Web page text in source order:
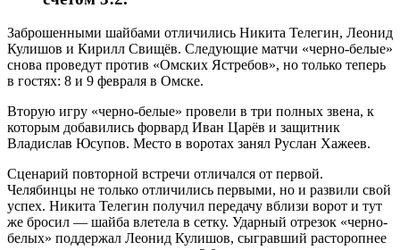
Заброшенными шайбами отличились Никита Телегин, Леонид
Кулишов и Кирилл Свищёв. Следующие матчи «черно-белые»
снова проведут против «Омских Ястребов», но только теперь
в гостях: 8 и 9 февраля в Омске.
Вторую игру «черно-белые» провели в три полных звена, к
которым добавились форвард Иван Царёв и защитник
Владислав Юсупов. Место в воротах занял Руслан Хажеев.
Сценарий повторной встречи отличался от первой.
Челябинцы не только отличились первыми, но и развили свой
успех. Никита Телегин получил передачу вблизи ворот и тут
же бросил — шайба влетела в сетку. Ударный отрезок «черно-
белых» поддержал Леонид Кулишов, сыгравший расторопнее